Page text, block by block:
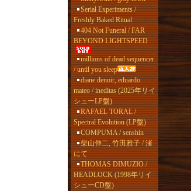
Serial Experiments /
Freshly Baked Ritual
404 Not Funeral / FAR
BEYOND LIGHTSPEED
millions of dead sequencer
/ until you sleep
diane denoir, eduardo
mateo / ineditas (2025年リイ
シューLP盤)
RAFAEL TORAL /
Spectral Evolution (LP盤)
COMPUMA / senshin
柴山伸二, 竹田雅子 / 渚
にて
THOMAS DIMUZIO /
HEADLOCK (1998年リイ
シューCD盤)